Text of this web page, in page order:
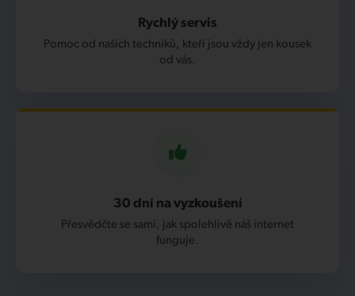
Rychlý servis
Pomoc od našich techniků, kteří jsou vždy jen kousek
od vás.
30 dní na vyzkoušení
Přesvědčte se sami, jak spolehlivě náš internet
funguje.